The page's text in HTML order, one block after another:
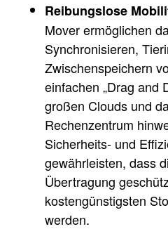
Reibungslose
Mover ermöglichen
Synchronisieren,
Zwischenspeichern
einfachen „Drag and
großen Clouds und
Rechenzentrum
Sicherheits- und
gewährleisten, dass
Übertragung
kostengünstigsten
werden.